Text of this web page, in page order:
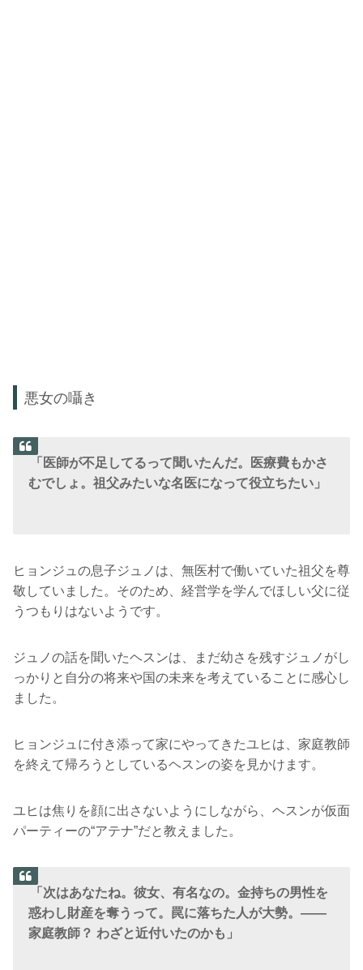
悪女の囁き
「医師が不足してるって聞いたんだ。医療費もかさ
むでしょ。祖父みたいな名医になって役立ちたい」
ヒョンジュの息子ジュノは、無医村で働いていた祖父を尊
敬していました。そのため、経営学を学んでほしい父に従
うつもりはないようです。
ジュノの話を聞いたヘスンは、まだ幼さを残すジュノがし
っかりと自分の将来や国の未来を考えていることに感心し
ました。
ヒョンジュに付き添って家にやってきたユヒは、家庭教師
を終えて帰ろうとしているヘスンの姿を見かけます。
ユヒは焦りを顔に出さないようにしながら、ヘスンが仮面
パーティーの“アテナ”だと教えました。
「次はあなたね。彼女、有名なの。金持ちの男性を
惑わし財産を奪うって。罠に落ちた人が大勢。――
家庭教師？ わざと近付いたのかも」